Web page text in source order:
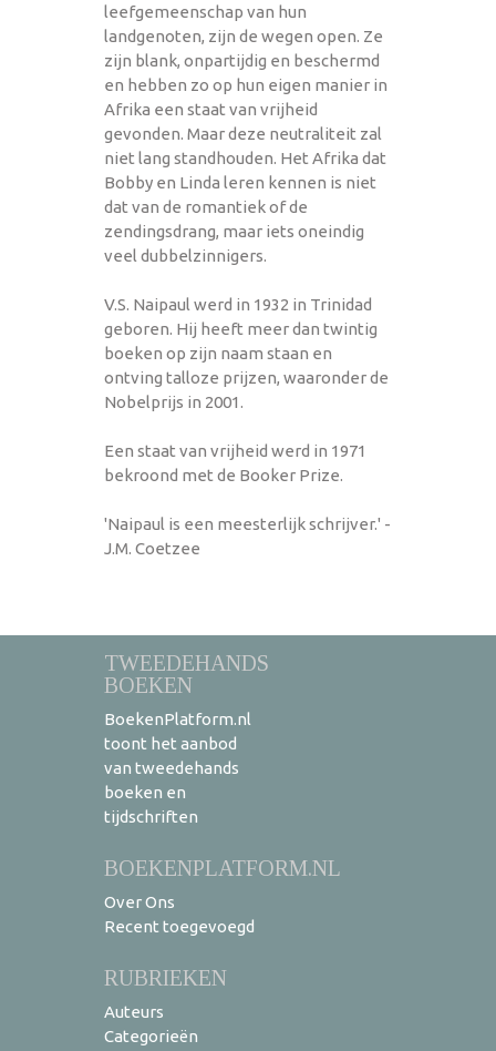
leefgemeenschap van hun
landgenoten, zijn de wegen open. Ze
zijn blank, onpartijdig en beschermd
en hebben zo op hun eigen manier in
Afrika een staat van vrijheid
gevonden. Maar deze neutraliteit zal
niet lang standhouden. Het Afrika dat
Bobby en Linda leren kennen is niet
dat van de romantiek of de
zendingsdrang, maar iets oneindig
veel dubbelzinnigers.
V.S. Naipaul werd in 1932 in Trinidad
geboren. Hij heeft meer dan twintig
boeken op zijn naam staan en
ontving talloze prijzen, waaronder de
Nobelprijs in 2001.
Een staat van vrijheid werd in 1971
bekroond met de Booker Prize.
'Naipaul is een meesterlijk schrijver.' -
J.M. Coetzee
TWEEDEHANDS
BOEKEN
BoekenPlatform.nl
toont het aanbod
van tweedehands
boeken en
tijdschriften
BOEKENPLATFORM.NL
Over Ons
Recent toegevoegd
RUBRIEKEN
Auteurs
Categorieën